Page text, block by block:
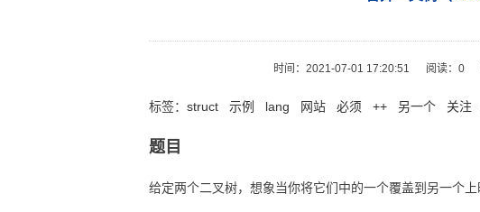
时间：2021-07-01 17:20:51 阅读：0
标签： struct 示例 lang 网站 必须 ++ 另一个 关注
题目
给定两个二叉树，想象当你将它们中的一个覆盖到另一个上